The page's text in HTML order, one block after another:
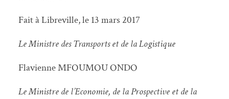
Fait à Libreville, le 13 mars 2017
Le Ministre des Transports et de la Logistique
Flavienne MFOUMOU ONDO
Le Ministre de l’Economie, de la Prospective et de la